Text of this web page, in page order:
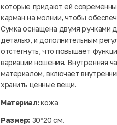
которые придают ей
карман на молнии, чтобы
Сумка оснащена двумя ручками
деталью, и дополнительным
отстегнуть, что повышает
вариации ношения. Внутренняя
материалом, включает
хранить ценные вещи.
Материал:кожа
Размер: 30*20 см.